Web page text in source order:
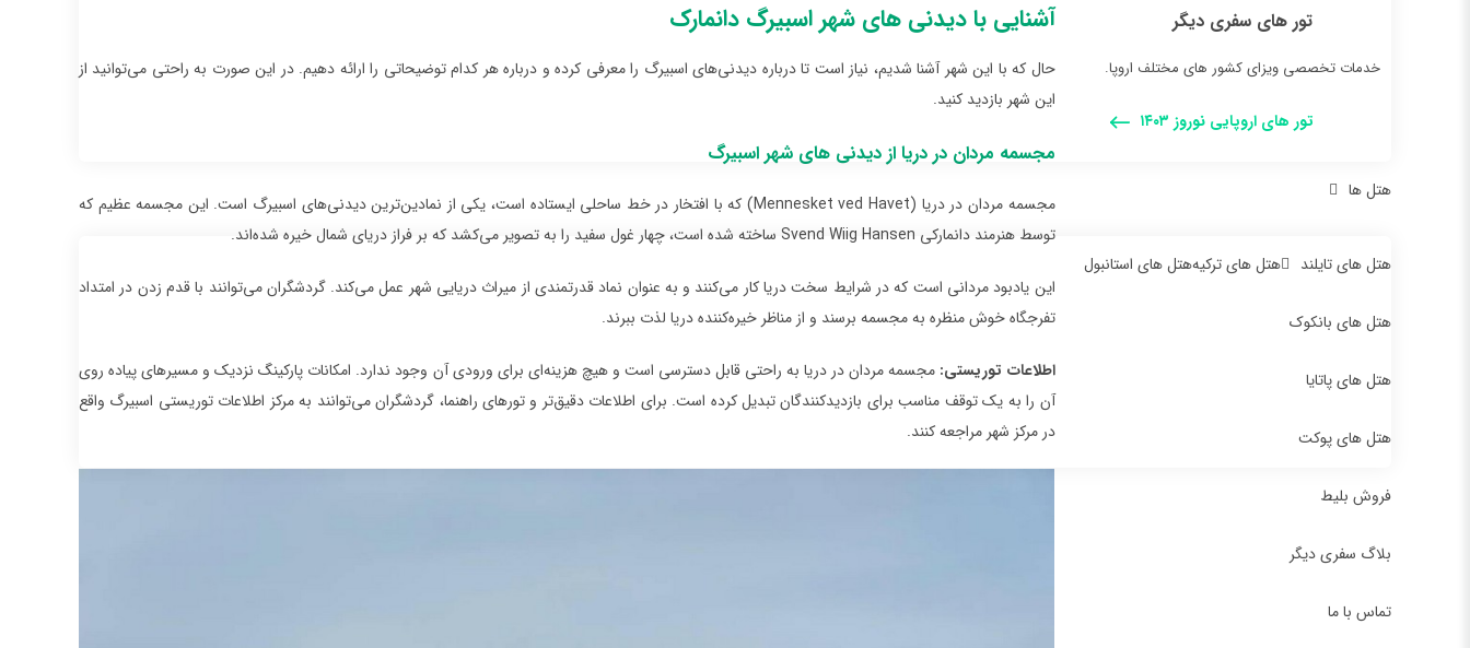
تور های سفری دیگر
خدمات تخصصی ویزای کشور های مختلف اروپا.
تور های اروپایی نوروز ۱۴۰۳
هتل ها
هتل های تایلند
هتل های بانکوک
هتل های پاتایا
هتل های پوکت
هتل های ترکیههتل های استانبول
فروش بلیط
بلاگ سفری دیگر
تماس با ما
آشنایی با دیدنی‌ های شهر اسبیرگ دانمارک
حال که با این شهر آشنا شدیم، نیاز است تا درباره دیدنی‌های اسبیرگ را معرفی کرده و درباره هر کدام توضیحاتی را ارائه دهیم. در این صورت به راحتی می‌توانید از
این شهر بازدید کنید.
مجسمه مردان در دریا از دیدنی های شهر اسبیرگ
مجسمه مردان در دریا (Mennesket ved Havet) که با افتخار در خط ساحلی ایستاده است، یکی از نمادین‌ترین دیدنی‌های اسبیرگ است. این مجسمه عظیم که
توسط هنرمند دانمارکی Svend Wiig Hansen ساخته شده است، چهار غول سفید را به تصویر می‌کشد که بر فراز دریای شمال خیره شده‌اند.
این یادبود مردانی است که در شرایط سخت دریا کار می‌کنند و به عنوان نماد قدرتمندی از میراث دریایی شهر عمل می‌کند. گردشگران می‌توانند با قدم زدن در امتداد
تفرجگاه خوش منظره به مجسمه برسند و از مناظر خیره‌کننده دریا لذت ببرند.
اطلاعات توریستی: مجسمه مردان در دریا به راحتی قابل دسترسی است و هیچ هزینه‌ای برای ورودی آن وجود ندارد. امکانات پارکینگ نزدیک و مسیرهای پیاده روی
آن را به یک توقف مناسب برای بازدیدکنندگان تبدیل کرده است. برای اطلاعات دقیق‌تر و تورهای راهنما، گردشگران می‌توانند به مرکز اطلاعات توریستی اسبیرگ واقع
در مرکز شهر مراجعه کنند.